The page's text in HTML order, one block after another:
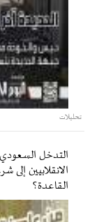
تحليلات
التدخل
الانقلابيين إلى
القاعدة؟